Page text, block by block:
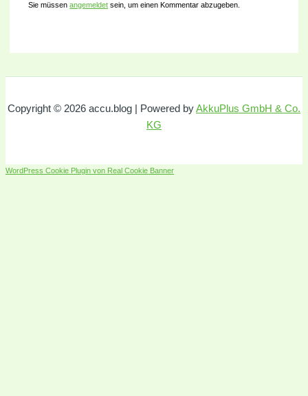
Sie müssenangemeldet sein, um einen Kommentar abzugeben.
Copyright © 2026 accu.blog | Powered byAkkuPlus GmbH & Co.
KG
WordPress Cookie Plugin von Real Cookie Banner